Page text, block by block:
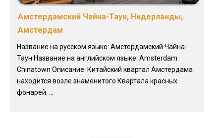
Амстердамский Чайна-Таун, Нидерланды,
Амстердам
Название на русском языке: Амстердамский Чайна-
Таун Название на английском языке: Amsterdam
Chinatown Описание: Китайский квартал Амстердама
находится возле знаменитого Квартала красных
фонарей. ...